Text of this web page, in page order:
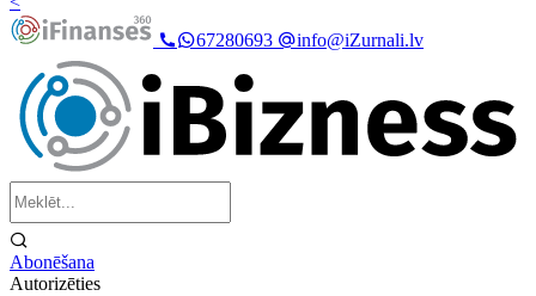
67280693
info@iZurnali.lv
Abonēšana
Autorizēties